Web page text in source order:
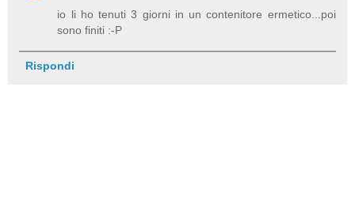
io li ho tenuti 3 giorni in un contenitore ermetico...poi
sono finiti :-P
Rispondi